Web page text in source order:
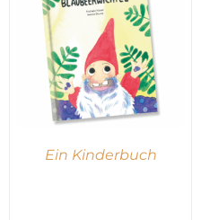
Ein Kinderbuch